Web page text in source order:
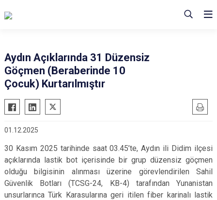
Aydın Açıklarında 31 Düzensiz
Göçmen (Beraberinde 10
Çocuk) Kurtarılmıştır
01.12.2025
30 Kasım 2025 tarihinde saat 03.45’te, Aydın ili Didim ilçesi
açıklarında lastik bot içerisinde bir grup düzensiz göçmen
olduğu bilgisinin alınması üzerine görevlendirilen Sahil
Güvenlik Botları (TCSG-24, KB-4) tarafından Yunanistan
unsurlarınca Türk Karasularına geri itilen fiber karinalı lastik